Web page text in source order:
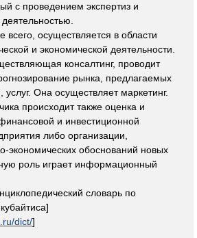
с проведением экспертиз и
всего, осуществляется в области
и экономической деятельности.
консалтинг, проводит
рынка, предлагаемых
услуг. Она осуществляет маркетинг.
происходит также оценка и
и инвестиционной
либо организации,
экономических обоснований новых
роль играет информационный
словарь по
dict/]